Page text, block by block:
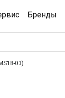
Бренды
03)